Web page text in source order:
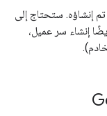
تم إنشاؤه. ستحتاج إلى
إنشاء سر عميل،